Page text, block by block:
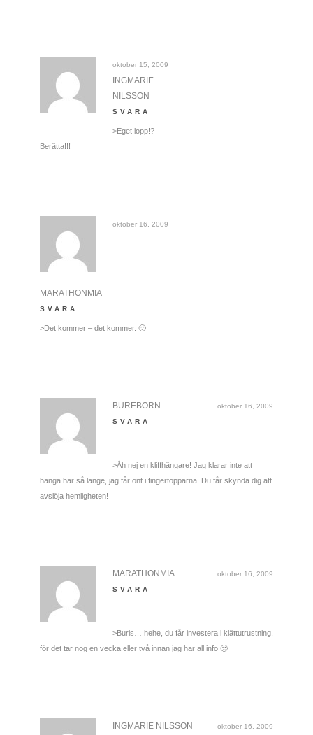
oktober 15, 2009
INGMARIE
NILSSON
SVARA
>Eget lopp!?
Berätta!!!
oktober 16, 2009
MARATHONMIA
SVARA
>Det kommer – det kommer. 🙂
oktober 16, 2009
BUREBORN
SVARA
>Åh nej en kliffhängare! Jag klarar inte att
hänga här så länge, jag får ont i fingertopparna. Du får skynda dig att
avslöja hemligheten!
oktober 16, 2009
MARATHONMIA
SVARA
>Buris… hehe, du får investera i klättutrustning,
för det tar nog en vecka eller två innan jag har all info 🙂
oktober 16, 2009
INGMARIE NILSSON